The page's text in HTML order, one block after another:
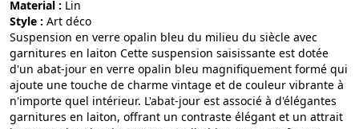
Material :
lin
Style :
art déco
Suspension en verre opalin bleu du milieu du siècle avec
garnitures en laiton Cette suspension saisissante est dotée
d'un abat-jour en verre opalin bleu magnifiquement formé qui
ajoute une touche de charme vintage et de couleur vibrante à
n'importe quel intérieur. L'abat-jour est associé à d'élégantes
garnitures en laiton, offrant un contraste élégant et un attrait